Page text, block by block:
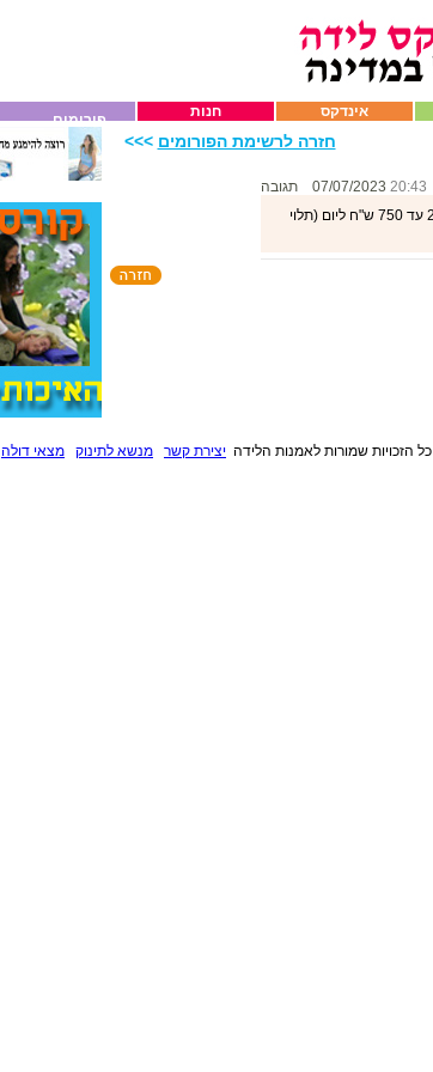
פורומים חנות אינדקס
חזרה לרשימת הפורומים >>>
20:43
תגובה
עבודה בבק אופיס והקלדה בימים ראשון עד חמישי (לא חובה שישי או שבת) שכר מ-250 עד 750 ש"ח ליום (תלוי
כל הזכויות שמורות לאמנות הלידה יצירת קשר מנשא לתינוק מצאי דולה